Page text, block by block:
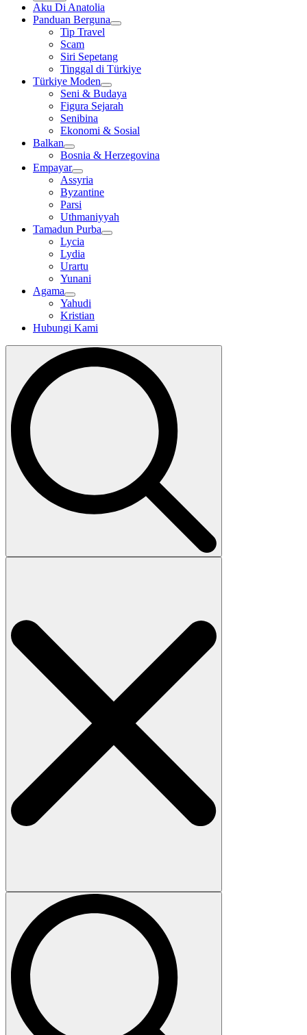
Aku Di Anatolia
Panduan Berguna
Tip Travel
Scam
Siri Sepetang
Tinggal di Türkiye
Türkiye Moden
Seni & Budaya
Figura Sejarah
Senibina
Ekonomi & Sosial
Balkan
Bosnia & Herzegovina
Empayar
Assyria
Byzantine
Parsi
Uthmaniyyah
Tamadun Purba
Lycia
Lydia
Urartu
Yunani
Agama
Yahudi
Kristian
Hubungi Kami
Search